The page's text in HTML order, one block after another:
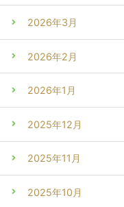
2026年3月
2026年2月
2026年1月
2025年12月
2025年11月
2025年10月